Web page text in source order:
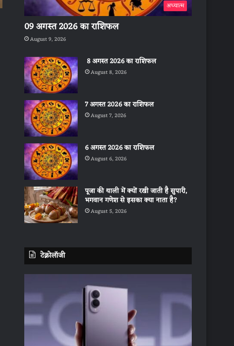
अध्यात्म
09 अगस्त 2026 का राशिफल
August 9, 2026
8 अगस्त 2026 का राशिफल
August 8, 2026
7 अगस्त 2026 का राशिफल
August 7, 2026
6 अगस्त 2026 का राशिफल
August 6, 2026
पूजा की थाली में क्यों रखी जाती है सुपारी,
भगवान गणेश से इसका क्या नाता है?
August 5, 2026
टेक्नोलॉजी